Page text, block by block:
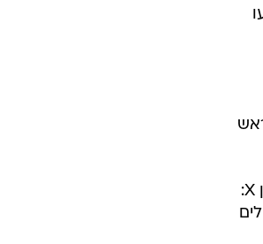
הצטרף לביקורות כאשר צייץ בחשבון X: